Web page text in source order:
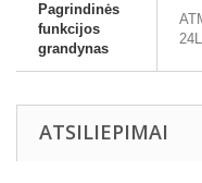
Pagrindinės
funkcijos
grandynas
ATSILIEPIMAI